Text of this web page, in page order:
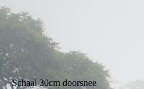
Schaal 30cm doorsnee